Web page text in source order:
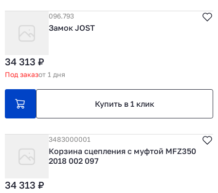
096.793
Замок JOST
34 313 ₽
Под заказот 1 дня
Купить в 1 клик
3483000001
Корзина сцепления с муфтой MFZ350
2018 002 097
34 313 ₽